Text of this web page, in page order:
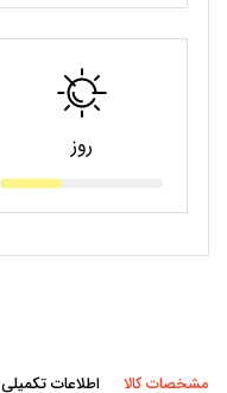
روز
مشخصات کالا اطلاعات تکمیلی